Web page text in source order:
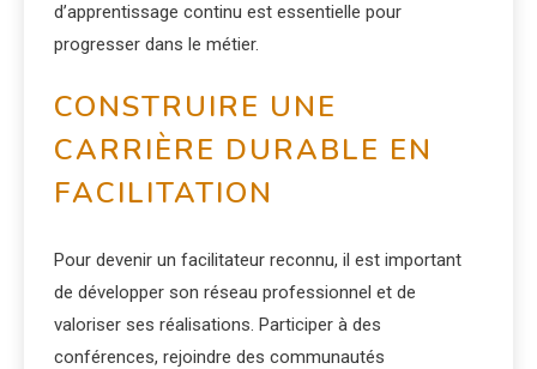
d’apprentissage continu est essentielle pour
progresser dans le métier.
CONSTRUIRE UNE
CARRIÈRE DURABLE EN
FACILITATION
Pour devenir un facilitateur reconnu, il est important
de développer son réseau professionnel et de
valoriser ses réalisations. Participer à des
conférences, rejoindre des communautés